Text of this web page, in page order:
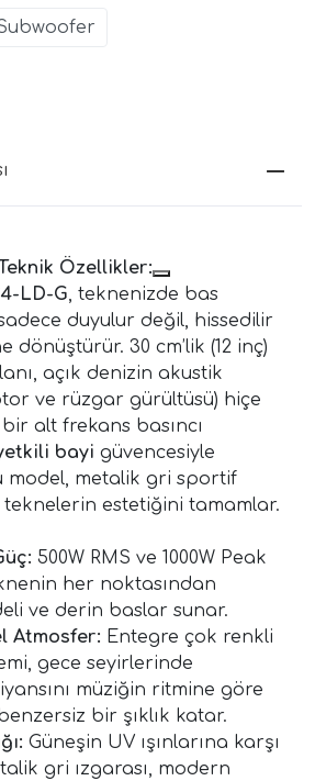
Özellikler:
LD-G, teknenizde bas
duyulur değil, hissedilir
dönüştürür. 30 cm’lik (12 inç)
açık denizin akustik
ve rüzgar gürültüsü) hiçe
alt frekans basıncı
bayi güvencesiyle
model, metalik gri sportif
teknelerin estetiğini tamamlar.
500W RMS ve 1000W Peak
her noktasından
ve derin baslar sunar.
Atmosfer: Entegre çok renkli
gece seyirlerinde
müziğin ritmine göre
bir şıklık katar.
Güneşin UV ışınlarına karşı
gri ızgarası, modern